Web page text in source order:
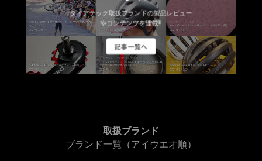
ダイアテック取扱ブランドの製品レビュー
やコンテンツを連載!!
記事一覧へ
取扱ブランド
ブランド一覧（アイウエオ順）